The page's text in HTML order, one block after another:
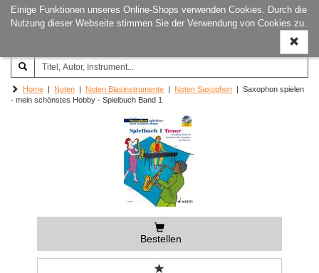
Einige Funktionen unseres Online-Shops verwenden Cookies. Durch die
Nutzung dieser Webseite stimmen Sie der Verwendung von Cookies zu.
ein-/
Joachim‐Trekel‐Musikverlag,
Hamburg
Home | Noten | Noten Blasinstrumente | Noten Saxophon | Saxophon spielen
- mein schönstes Hobby - Spielbuch Band 1
Bestellen